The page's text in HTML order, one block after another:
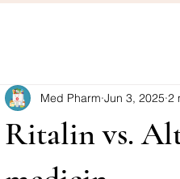
Ritalin vs.
Med Pharm Jun 3, 2025 2